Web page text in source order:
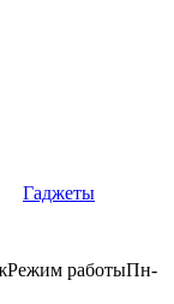
Гаджеты
Режим работыПн-